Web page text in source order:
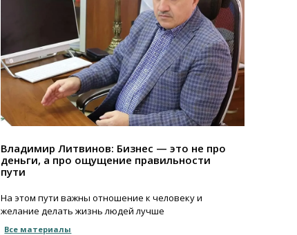
Владимир Литвинов: Бизнес — это не про
деньги, а про ощущение правильности
пути
На этом пути важны отношение к человеку и
желание делать жизнь людей лучше
Все материалы